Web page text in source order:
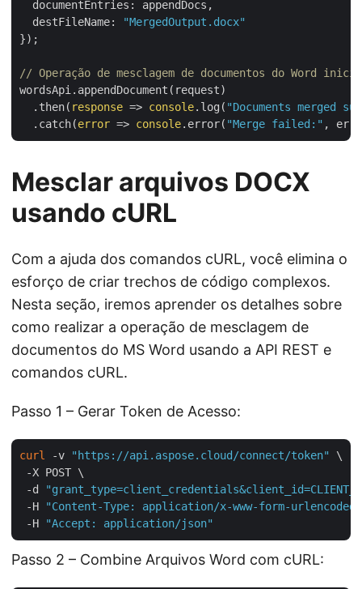
documentEntries : appendDocs,
destFileName:
"MergedOutput.docx"
});
// Operação de mesclagem de documentos do Word
wordsApi.appendDocument(request)
  .then(
response => console.log( "Documents merged
  .catch(
error => console.error( "Merge failed:"
Mesclar arquivos DOCX
usando cURL
Com a ajuda dos comandos cURL, você elimina o
esforço de criar trechos de código complexos.
Nesta seção, iremos aprender os detalhes sobre
como realizar a operação de mesclagem de
documentos do MS Word usando a API REST e
comandos cURL.
Passo 1 – Gerar Token de Acesso:
curl -v "https://api.aspose.cloud/connect/token"
\
-X POST \
-d
-H
"Content-Type: application/x-www-form-urlencoded"
-H
"Accept: application/json"
Passo 2 – Combine Arquivos Word com cURL: